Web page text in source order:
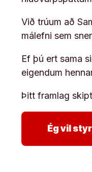
Við trúum að
málefni sem
Ef þú ert sama
eigendum
Þitt framlag
Ég vil